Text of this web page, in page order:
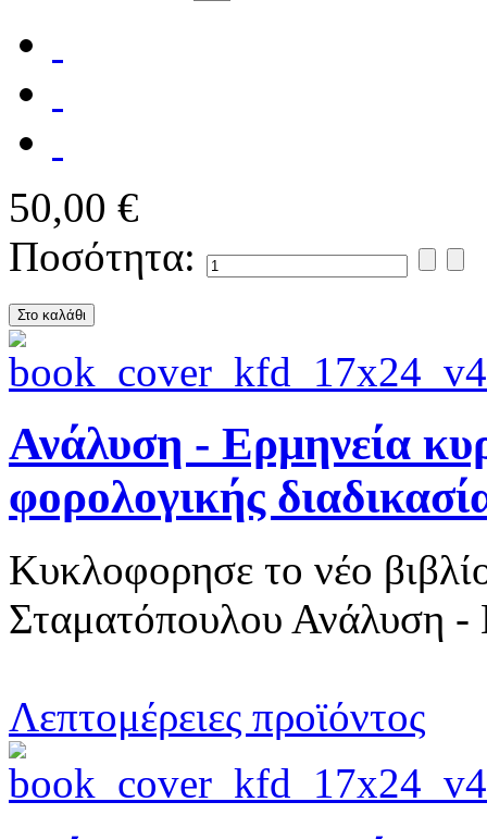
50,00 €
Ποσότητα:
Ανάλυση - Ερμηνεία
φορολογικής
Κυκλοφορησε το νέο
Σταματόπουλου Ανάλυση
Λεπτομέρειες προϊόντος